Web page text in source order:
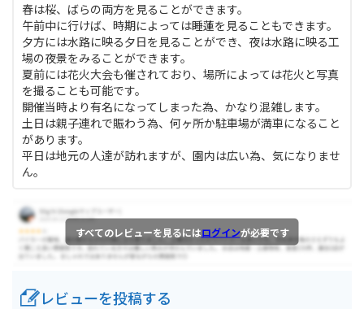
春は桜、ばらの両方を見ることができます。
午前中に行けば、時期によっては睡蓮を見ることもできます。
夕方には水路に映る夕日を見ることができ、夜は水路に映る工
場の夜景をみることができます。
夏前には花火大会も催されており、場所によっては花火と写真
を撮ることも可能です。
開催当時より有名になってしまった為、かなり混雑します。
土日は親子連れで賑わう為、何ヶ所か駐車場が満車になること
があります。
平日は地元の人達が訪れますが、園内は広い為、気になりませ
ん。
すべてのレビューを見るにはログインが必要です
レビューを投稿する